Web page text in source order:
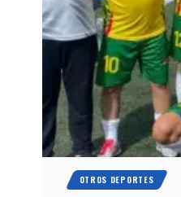
OTROS DEPORTES